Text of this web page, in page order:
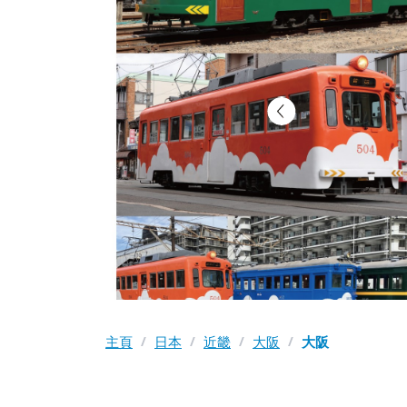
主頁 / 日本 / 近畿 / 大阪 / 大阪